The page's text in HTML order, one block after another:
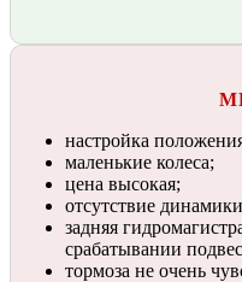
настройка
маленькие колеса;
цена высокая;
отсутствие
задняя
срабатывании
тормоза не очень